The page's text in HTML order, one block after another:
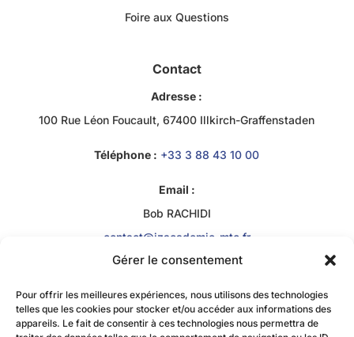
Gérer le consentement
Pour offrir les meilleures expériences, nous utilisons des technologies
telles que les cookies pour stocker et/ou accéder aux informations des
appareils. Le fait de consentir à ces technologies nous permettra de
Foire aux Questions
Contact
Adresse :
100 Rue Léon Foucault, 67400 Illkirch-Graffenstaden
Téléphone : +33 3 88 43 10 00
Email :
Bob RACHIDI
contact@jzacademie-mtc.fr